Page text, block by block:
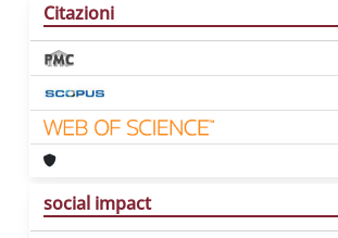
Citazioni
social impact